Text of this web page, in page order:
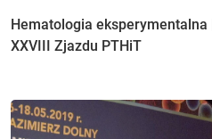
Hematologia
XXVIII Zjazdu PTHiT